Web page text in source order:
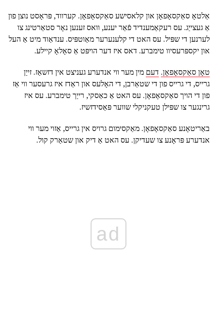
אַלטאָ סאַקסאָפאָן און קלאסישע סאַקסאָפאָן. קערווד, פּראָסט נוצן פון
אַ געצייַג. עס רעקאַמענדיד פֿאַר יענע, וואס זענען נאָר סטאַרטינג צו
לערנען די שפּיל. עס האט די קלענערער מאַוטפּיס. ענדאַוד מיט אַ העל
און יקספּרעסיוו טימברע. דאס איז דער הויפּט אַ סאָלאָ קיילע.
טאָן סאַקסאָפאָן. דעם מין מער ווי אנדערע געניצט אין דזשאַז. זייַן
גרייס, די גרייס פון די שטאַרבן, די האָלעס און ראַדז איז גרעסער ווי אַז
פון די הויך סאַקסאָפאָן. עס האט אַ כאַסקי, רייַך טימברע. עס איז
גרינגער צו שפּילן טעקניקלי שווער פּאַסידזשיז.
באַריטאָנע סאַקסאָפאָן. מאַקסימום גרויס אין גרייס, אַזוי מער ווי
אנדערע פּראָנע צו שעדיקן. עס האט אַ דיק און שטאַרק קול.
ad